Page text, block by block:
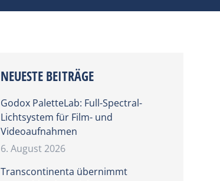
NEUESTE BEITRÄGE
Godox PaletteLab: Full-Spectral-
Lichtsystem für Film- und
Videoaufnahmen
6. August 2026
Transcontinenta übernimmt